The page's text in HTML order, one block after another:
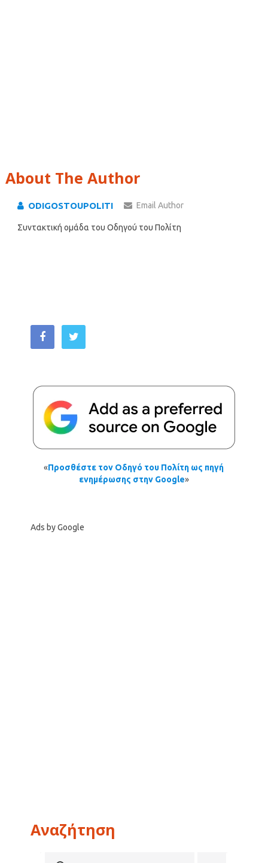
About The Author
ODIGOSTOUPOLITI Email Author
Συντακτική ομάδα του Οδηγού του Πολίτη
«Προσθέστε τον Οδηγό του Πολίτη ως πηγή
ενημέρωσης στην Google»
Ads by Google
Αναζήτηση